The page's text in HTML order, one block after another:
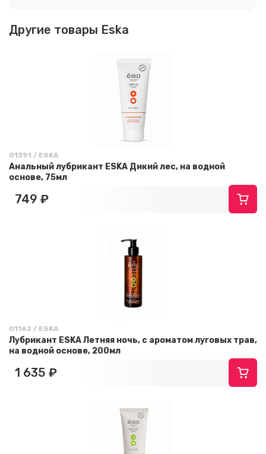
Другие товары Eska
01391 / ESKA
Анальный лубрикант ESKA Дикий лес, на водной
основе, 75мл
749 ₽
01162 / ESKA
Лубрикант ESKA Летняя ночь, с ароматом луговых трав,
на водной основе, 200мл
1 635 ₽